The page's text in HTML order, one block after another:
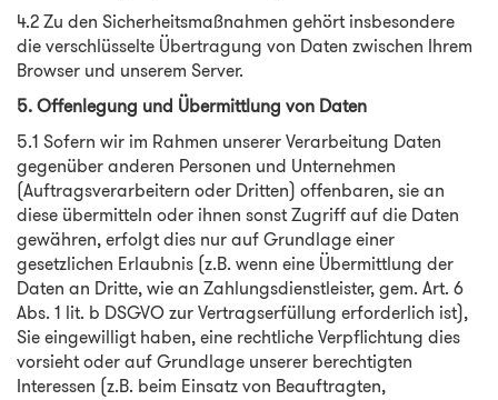
4.2 Zu den Sicherheitsmaßnahmen gehört insbesondere
die verschlüsselte Übertragung von Daten zwischen Ihrem
Browser und unserem Server.
5. Offenlegung und Übermittlung von Daten
5.1 Sofern wir im Rahmen unserer Verarbeitung Daten
gegenüber anderen Personen und Unternehmen
(Auftragsverarbeitern oder Dritten) offenbaren, sie an
diese übermitteln oder ihnen sonst Zugriff auf die Daten
gewähren, erfolgt dies nur auf Grundlage einer
gesetzlichen Erlaubnis (z.B. wenn eine Übermittlung der
Daten an Dritte, wie an Zahlungsdienstleister, gem. Art. 6
Abs. 1 lit. b DSGVO zur Vertragserfüllung erforderlich ist),
Sie eingewilligt haben, eine rechtliche Verpflichtung dies
vorsieht oder auf Grundlage unserer berechtigten
Interessen (z.B. beim Einsatz von Beauftragten,